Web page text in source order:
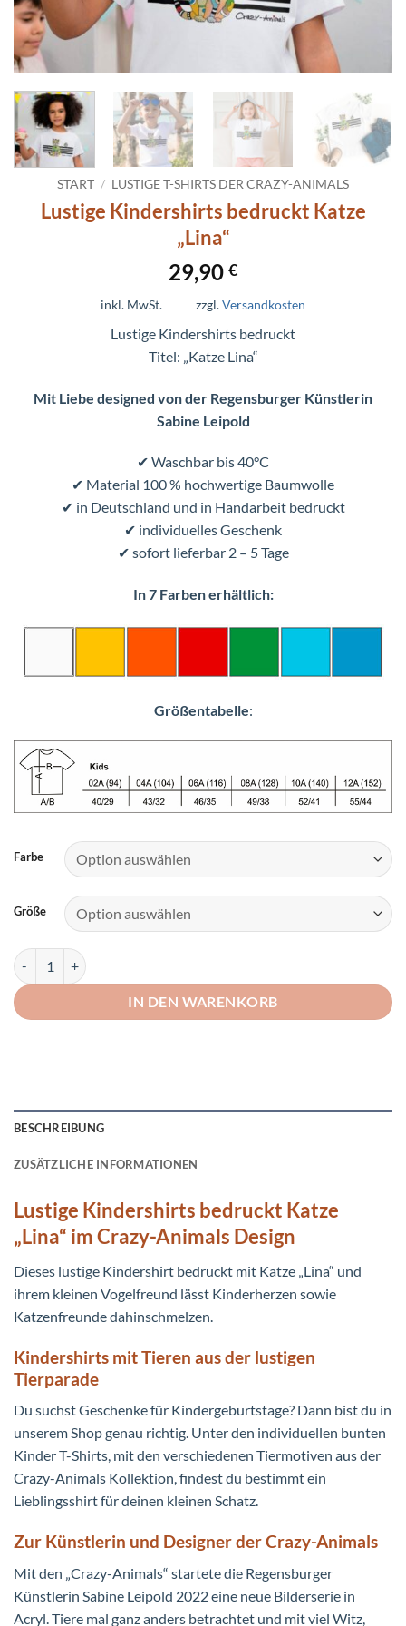
START / LUSTIGE T-SHIRTS DER CRAZY-ANIMALS
Lustige Kindershirts bedruckt Katze
„Lina“
29,90 €
inkl. MwSt. zzgl.Versandkosten
Lustige Kindershirts bedruckt
Titel: „Katze Lina“
Mit Liebe designed von der Regensburger Künstlerin
Sabine Leipold
✔ Waschbar bis 40°C
✔ Material 100 % hochwertige Baumwolle
✔ in Deutschland und in Handarbeit bedruckt
✔ individuelles Geschenk
✔ sofort lieferbar 2 – 5 Tage
In 7 Farben erhältlich:
Größentabelle:
Farbe
Größe
Lustige Kindershirts bedruckt Katze "Lina" Menge
IN DEN WARENKORB
BESCHREIBUNG
ZUSÄTZLICHE INFORMATIONEN
Lustige Kindershirts bedruckt Katze
„Lina“ im Crazy-Animals Design
Dieses lustige Kindershirt bedruckt mit Katze „Lina“ und
ihrem kleinen Vogelfreund lässt Kinderherzen sowie
Katzenfreunde dahinschmelzen.
Kindershirts mit Tieren aus der lustigen
Tierparade
Du suchst Geschenke für Kindergeburtstage? Dann bist du in
unserem Shop genau richtig. Unter den individuellen bunten
Kinder T-Shirts, mit den verschiedenen Tiermotiven aus der
Crazy-Animals Kollektion, findest du bestimmt ein
Lieblingsshirt für deinen kleinen Schatz.
Zur Künstlerin und Designer der Crazy-Animals
Mit den „Crazy-Animals“ startete die Regensburger
Künstlerin Sabine Leipold 2022 eine neue Bilderserie in
Acryl. Tiere mal ganz anders betrachtet und mit viel Witz,